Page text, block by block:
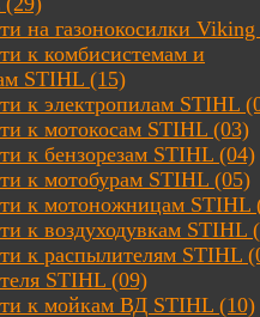
на газонокосилки
к комбисистемам и
STIHL (15)
к электропилам STIHL
к мотокосам STIHL (03)
к бензорезам STIHL (04)
к мотобурам STIHL (05)
к мотоножницам STIHL
к воздуходувкам STIHL
к распылителям STIHL
STIHL (09)
к мойкам ВД STIHL (10)